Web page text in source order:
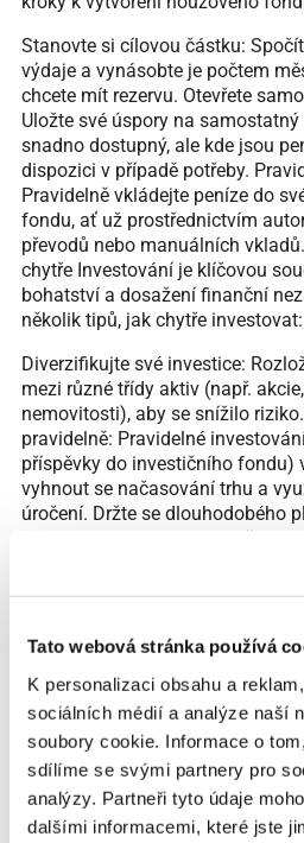
Tato webová stránka používá
K personalizaci obsahu a
sociálních médií a analýze naší
soubory cookie. Informace o
sdílíme se svými partnery pro
analýzy. Partneři tyto údaje
dalšími informacemi, které jste
Stanovte si cílovou částku:
výdaje a vynásobte je počtem
chcete mít rezervu. Otevřete
Uložte své úspory na samostatný
snadno dostupný, ale kde jsou
dispozici v případě potřeby.
Pravidelně vkládejte peníze do
fondu, ať už prostřednictvím
převodů nebo manuálních
chytře Investování je klíčovou
bohatství a dosažení finanční
několik tipů, jak chytře investovat:
Diverzifikujte své investice:
mezi různé třídy aktiv (např.
nemovitosti), aby se snížilo
pravidelně: Pravidelné
příspěvky do investičního fondu)
vyhnout se načasování trhu a
úročení. Držte se dlouhodobého
prodejům během tržních výkyvů
finančním poradcem, který vám
spravovat vaše investiční
eliminujte dluhy Dluhy mohou
překážkou na cestě k finanční
a eliminace dluhů by mělo být
hlavních finančních cílů. Zde je
se zbavit dluhů:
Identifikujte všechny své dluhy: